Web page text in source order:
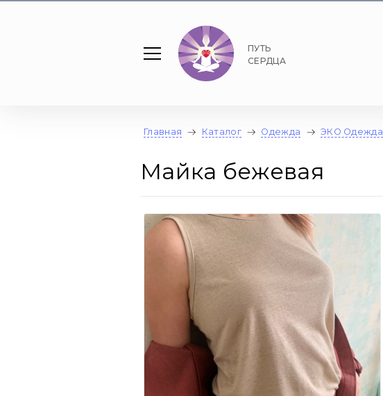
ПУТЬ
СЕРДЦА
Главная Каталог Одежда ЭКО Одежда
Майка бежевая